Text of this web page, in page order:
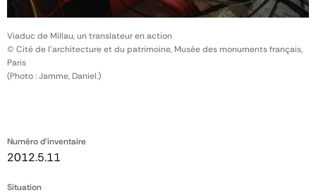
Numéro d'inventaire
2012.5.11
Situation
Viaduc de Millau, un translateur en action
© Cité de l'architecture et du patrimoine, Musée des monuments français,
Paris
(Photo : Jamme, Daniel.)